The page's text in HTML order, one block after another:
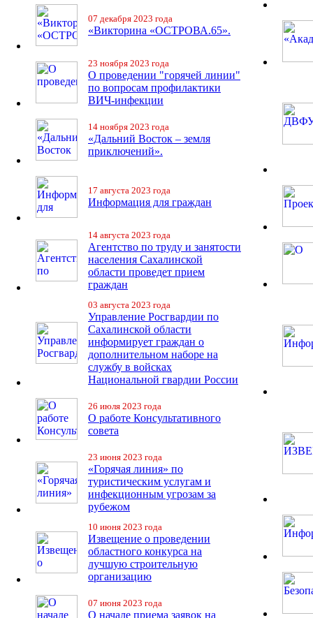
07 декабря 2023 года
«Викторина «ОСТРОВА.65».
23 ноября 2023 года
О проведении "горячей линии"
по вопросам профилактики
ВИЧ-инфекции
14 ноября 2023 года
«Дальний Восток – земля
приключений».
17 августа 2023 года
Информация для граждан
14 августа 2023 года
Агентство по труду и занятости
населения Сахалинской
области проведет прием
граждан
03 августа 2023 года
Управление Росгвардии по
Сахалинской области
информирует граждан о
дополнительном наборе на
службу в войсках
Национальной гвардии России
26 июля 2023 года
О работе Консультативного
совета
23 июня 2023 года
«Горячая линия» по
туристическим услугам и
инфекционным угрозам за
рубежом
10 июня 2023 года
Извещение о проведении
областного конкурса на
лучшую строительную
организацию
07 июня 2023 года
О начале приема заявок на